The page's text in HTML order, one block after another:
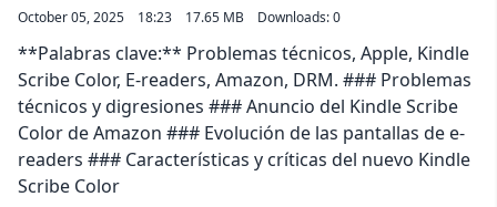
October 05, 2025 18:23 17.65 MB Downloads: 0
**Palabras clave:** Problemas técnicos, Apple, Kindle
Scribe Color, E-readers, Amazon, DRM. ### Problemas
técnicos y digresiones ### Anuncio del Kindle Scribe
Color de Amazon ### Evolución de las pantallas de e-
readers ### Características y críticas del nuevo Kindle
Scribe Color